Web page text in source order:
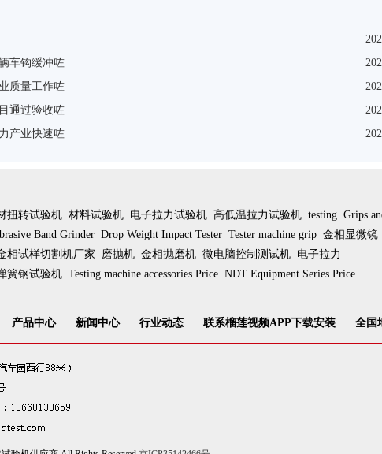
车钩缓冲咗
质量工作咗
通过验收咗
产业快速咗
扭转试验机 材料试验机 电子拉力试验机 高低温拉力试验机 testing Grips
Band Grinder Drop Weight Impact Tester Tester machine grip 金相显微镜
相试样切割机厂家 磨抛机 金相抛磨机 微电脑控制测试机 电子拉力
簧钢试验机 Testing machine accessories Price NDT Equipment Series Price
产品中心 新闻中心 行业动态 联系榴莲视频APP下载安装 全国